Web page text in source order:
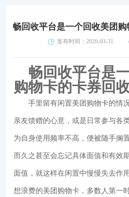
畅回收平台是一个回收美团
发布时间：2026-03-31
畅回收平台是
购物卡的卡券回
手里留有闲置美团购物卡的情
亲友馈赠的心意，或是日常参与各
为自身使用频率不高，便被随手搁
而久之甚至会忘记具体面值和有效
面值，就这样在闲置中慢慢失去作
想浪费的美团购物卡，多数人第一